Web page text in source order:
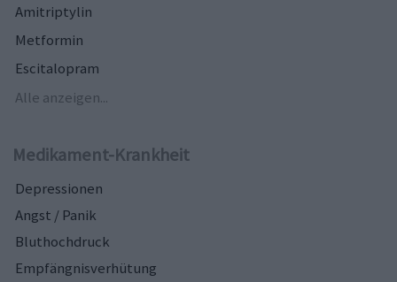
Amitriptylin
Metformin
Escitalopram
Alle anzeigen...
Medikament-Krankheit
Depressionen
Angst / Panik
Bluthochdruck
Empfängnisverhütung